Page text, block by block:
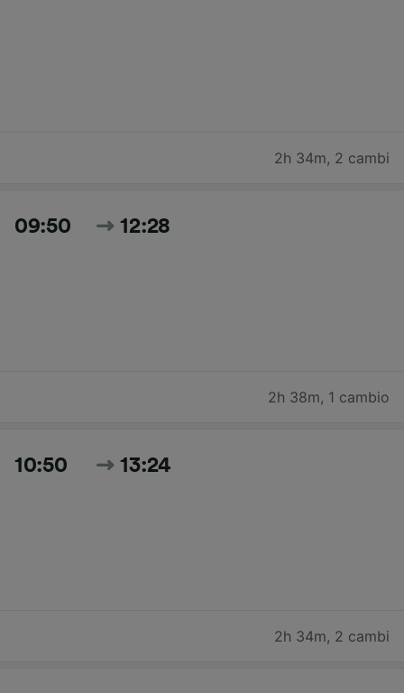
2h 34m, 2 cambi
09:50 12:28
2h 38m, 1 cambio
10:50 13:24
2h 34m, 2 cambi